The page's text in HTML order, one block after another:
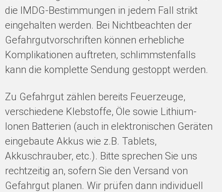
die IMDG-Bestimmungen in jedem Fall strikt
eingehalten werden. Bei Nichtbeachten der
Gefahrgutvorschriften können erhebliche
Komplikationen auftreten, schlimmstenfalls
kann die komplette Sendung gestoppt werden.
Zu Gefahrgut zählen bereits Feuerzeuge,
verschiedene Klebstoffe, Öle sowie Lithium-
Ionen Batterien (auch in elektronischen Geräten
eingebaute Akkus wie z.B. Tablets,
Akkuschrauber, etc.). Bitte sprechen Sie uns
rechtzeitig an, sofern Sie den Versand von
Gefahrgut planen. Wir prüfen dann individuell